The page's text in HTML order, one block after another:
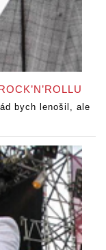
bych lenošil, ale